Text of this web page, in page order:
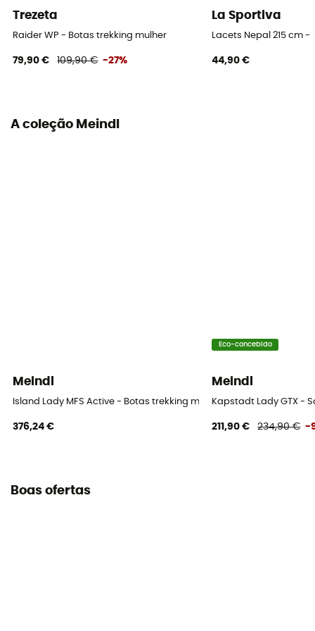
Leather Working Group / Origem Europeia Garantida /
PFC-Free
Material da parte superior
Trezeta
Raider WP - Botas trekking mulher
79,90 € 109,90 € -27%
La Sportiva
Lacets Nepal 215 cm -
44,90 €
A coleção Meindl
Meindl
Island Lady MFS Active - Botas trekking mulher
376,24 €
Eco-concebido
Meindl
Kapstadt Lady GTX -
211,90 € 234,90 € -
Boas ofertas